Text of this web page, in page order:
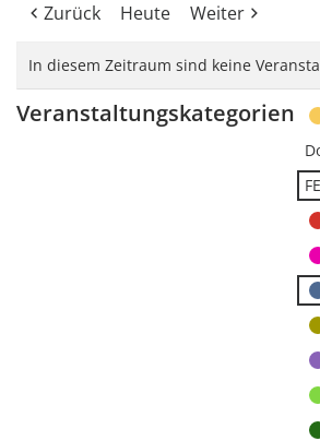
Zurück Heute Weiter
In diesem Zeitraum sind keine
Veranstaltungskategorien